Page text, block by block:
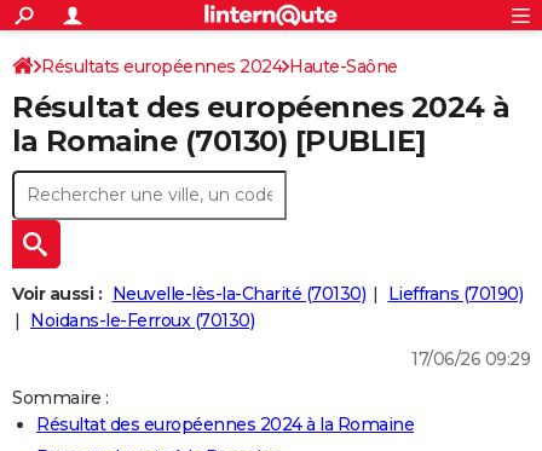
ACTUALITÉS
Politique
Société
Faits Divers
Education
Monde
Villes
+
SPORT
Coupe du monde 2026
Football
Tennis
Cyclisme
Rugby
Forum
CULTURE
Programme TV
TNT
Streaming
Cinéma
Sorties cinéma
Musique
+
FINANCE
Retraite
Impôts
Epargne
Immobilier
Risques naturels par ville
Banque
Assurance
Crédit
AUTO
Essais
Réserver un essai
Citadines
Berlines
SUV
Forum auto
+
HIGH-TECH
Mobiles
Meilleur smartphone
Internet
Ordinateurs
Jeux vidéo
Guide high-tech
BRICOLAGE
Guides de France
Escapades
Patrimoine
Expositions
Musées
Week-end nature
LIFESTYLE
S'inscrire
Connexion
Résultats européennes 2024 Haute-Saône
Résultat des européennes 2024 à
la Romaine (70130) [PUBLIE]
Voir aussi : Neuvelle-lès-la-Charité (70130)
Lieffrans (70190)
Noidans-le-Ferroux (70130)
17/06/26 09:29
Sommaire :
Résultat des européennes 2024 à la Romaine